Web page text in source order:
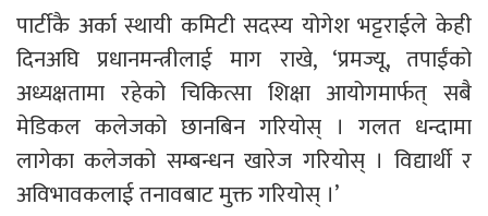
पार्टीकै अर्का स्थायी कमिटी सदस्य योगेश भट्टराईले केही
दिनअघि प्रधानमन्त्रीलाई माग राखे, ‘प्रमज्यू, तपाईंको
अध्यक्षतामा रहेको चिकित्सा शिक्षा आयोगमार्फत् सबै
मेडिकल कलेजको छानबिन गरियोस् । गलत धन्दामा
लागेका कलेजको सम्बन्धन खारेज गरियोस् । विद्यार्थी र
अविभावकलाई तनावबाट मुक्त गरियोस् ।’